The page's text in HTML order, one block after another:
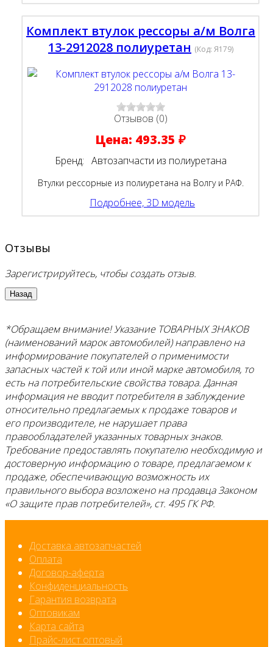
Комплект втулок рессоры а/м Волга
13-2912028 полиуретан (Код: Я179)
Отзывов (0)
Цена: 493.35 ₽
Бренд: Автозапчасти из полиуретана
Втулки рессорные из полиуретана на Волгу и РАФ.
Подробнее, 3D модель
Отзывы
Зарегистрируйтесь, чтобы создать отзыв.
*Обращаем внимание! Указание ТОВАРНЫХ ЗНАКОВ
(наименований марок автомобилей) направлено на
информирование покупателей о применимости
запасных частей к той или иной марке автомобиля, то
есть на потребительские свойства товара. Данная
информация не вводит потребителя в заблуждение
относительно предлагаемых к продаже товаров и
его производителе, не нарушает права
правообладателей указанных товарных знаков.
Требование предоставлять покупателю необходимую и
достоверную информацию о товаре, предлагаемом к
продаже, обеспечивающую возможность их
правильного выбора возложено на продавца Законом
«О защите прав потребителей», ст. 495 ГК РФ.
Доставка автозапчастей
Оплата
Договор-аферта
Конфиденциальность
Гарантия возврата
Оптовикам
Карта сайта
Прайс-лист оптовый